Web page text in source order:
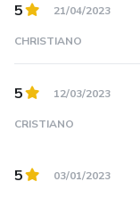
5 21/04/2023
CHRISTIANO
5 12/03/2023
CRISTIANO
5 03/01/2023